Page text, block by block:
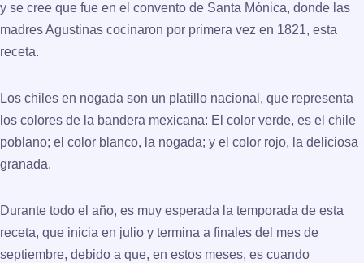
y se cree que fue en el convento de Santa Mónica, donde las
madres Agustinas cocinaron por primera vez en 1821, esta
receta.
Los chiles en nogada son un platillo nacional, que representa
los colores de la bandera mexicana: El color verde, es el chile
poblano; el color blanco, la nogada; y el color rojo, la deliciosa
granada.
Durante todo el año, es muy esperada la temporada de esta
receta, que inicia en julio y termina a finales del mes de
septiembre, debido a que, en estos meses, es cuando